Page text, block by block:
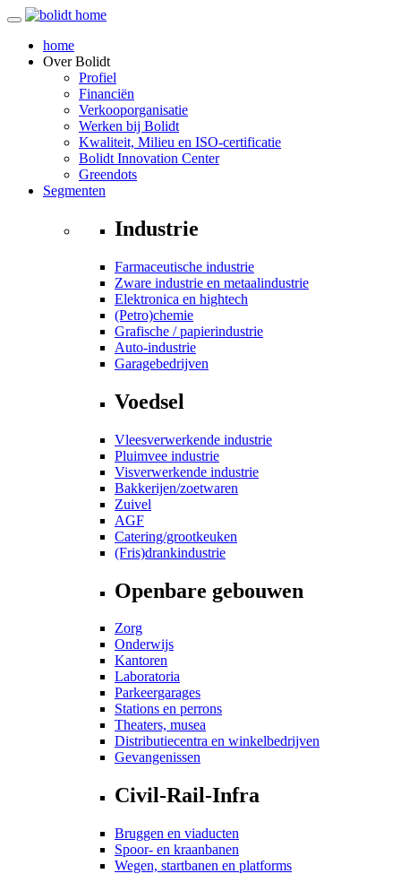
home
OverBolidt
Profiel
Financiën
Verkooporganisatie
Werken bij Bolidt
Kwaliteit, Milieu en ISO-certificatie
Bolidt Innovation Center
Greendots
Segmenten
Industrie
Farmaceutische industrie
Zware industrie en metaalindustrie
Elektronica en hightech
(Petro)chemie
Grafische / papierindustrie
Auto-industrie
Garagebedrijven
Voedsel
Vleesverwerkende industrie
Pluimvee industrie
Visverwerkende industrie
Bakkerijen/zoetwaren
Zuivel
AGF
Catering/grootkeuken
(Fris)drankindustrie
Openbare gebouwen
Zorg
Onderwijs
Kantoren
Laboratoria
Parkeergarages
Stations en perrons
Theaters, musea
Distributiecentra en winkelbedrijven
Gevangenissen
Civil-Rail-Infra
Bruggen en viaducten
Spoor- en kraanbanen
Wegen, startbanen en platforms